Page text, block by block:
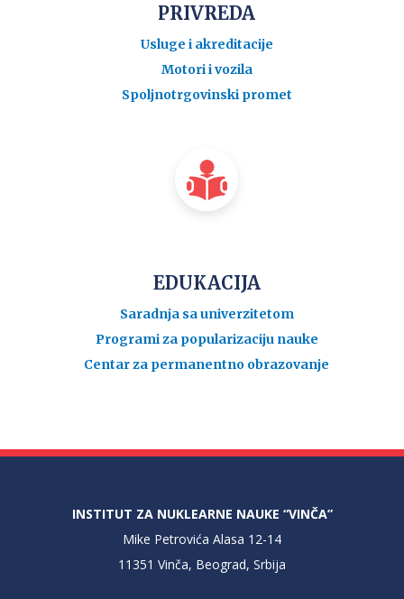
PRIVREDA
Usluge i akreditacije
Motori i vozila
Spoljnotrgovinski promet
EDUKACIJA
Saradnja sa univerzitetom
Programi za popularizaciju nauke
Centar za permanentno obrazovanje
INSTITUT ZA NUKLEARNE NAUKE “VINČA”
Mike Petrovića Alasa 12-14
11351 Vinča, Beograd, Srbija